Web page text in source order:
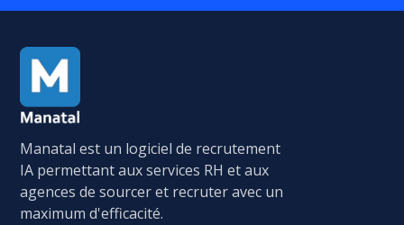
Manatal est un logiciel de recrutement
IA permettant aux services RH et aux
agences de sourcer et recruter avec un
maximum d'efficacité.